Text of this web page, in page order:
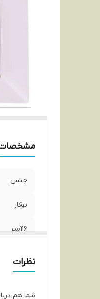
جنس
توکار
16آمپر
نظرات
شما هم